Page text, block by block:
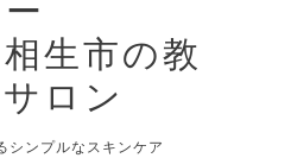
ー
生市の教
ロン
シンプルなスキンケア